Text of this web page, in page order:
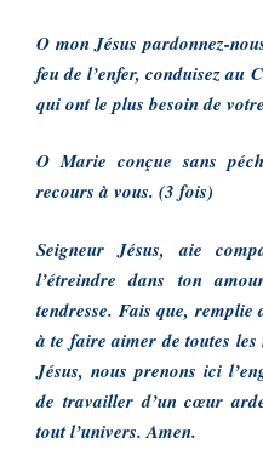
O mon Jésus pardonnez-
feu de l’enfer, conduisez au
qui ont le plus besoin de
O Marie conçue sans
recours à vous. (3 fois)
Seigneur Jésus, aie
l’étreindre dans ton
tendresse. Fais que,
à te faire aimer de toutes
Jésus, nous prenons ici
de travailler d’un cœur
tout l’univers. Amen.